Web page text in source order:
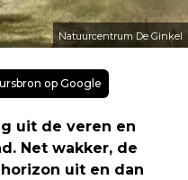
Natuurcentrum De Ginkel
op Google
uit de veren en
Net wakker, de
uit en dan